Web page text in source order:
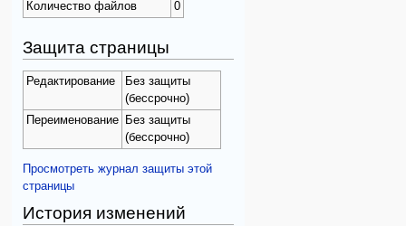
Количество файлов
0
Защита страницы
Редактирование
Без защиты
(бессрочно)
Переименование
Без защиты
(бессрочно)
Просмотреть журнал защиты этой
страницы
История изменений